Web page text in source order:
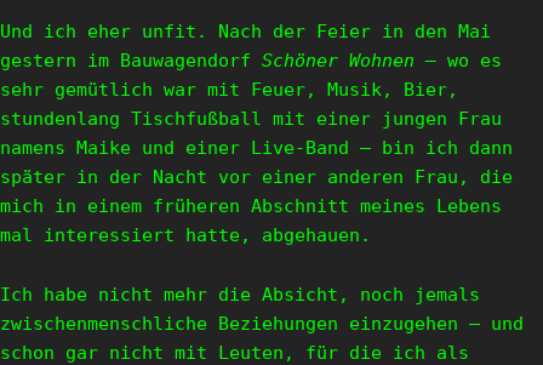
Und ich eher unfit. Nach der Feier in den Mai
gestern im Bauwagendorf Schöner Wohnen – wo es
sehr gemütlich war mit Feuer, Musik, Bier,
stundenlang Tischfußball mit einer jungen Frau
namens Maike und einer Live-Band – bin ich dann
später in der Nacht vor einer anderen Frau, die
mich in einem früheren Abschnitt meines Lebens
mal interessiert hatte, abgehauen.
Ich habe nicht mehr die Absicht, noch jemals
zwischenmenschliche Beziehungen einzugehen – und
schon gar nicht mit Leuten, für die ich als